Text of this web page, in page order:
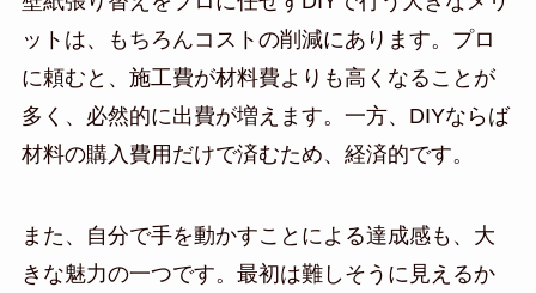
ットは、もちろんコストの削減にあります。プロ
に頼むと、施工費が材料費よりも高くなることが
多く、必然的に出費が増えます。一方、DIYならば
材料の購入費用だけで済むため、経済的です。
また、自分で手を動かすことによる達成感も、大
きな魅力の一つです。最初は難しそうに見えるか